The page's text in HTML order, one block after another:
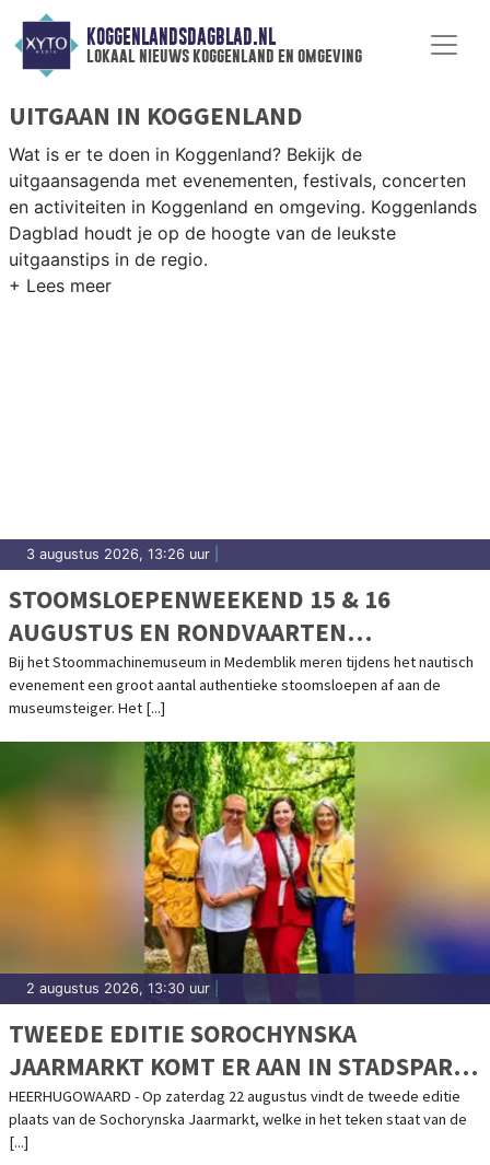
KOGGENLANDSDAGBLAD.NL
lokaal nieuws koggenland en omgeving
UITGAAN IN KOGGENLAND
Wat is er te doen in Koggenland? Bekijk de
uitgaansagenda met evenementen, festivals, concerten
en activiteiten in Koggenland en omgeving. Koggenlands
Dagblad houdt je op de hoogte van de leukste
uitgaanstips in de regio.
3 augustus 2026, 13:26 uur
STOOMSLOEPENWEEKEND 15 & 16
AUGUSTUS EN RONDVAARTEN
IJSSELMEER
Bij het Stoommachinemuseum in Medemblik meren tijdens het nautisch
evenement een groot aantal authentieke stoomsloepen af aan de
museumsteiger. Het [...]
2 augustus 2026, 13:30 uur
TWEEDE EDITIE SOROCHYNSKA
JAARMARKT KOMT ER AAN IN STADSPARK
DE PAREL
HEERHUGOWAARD - Op zaterdag 22 augustus vindt de tweede editie
plaats van de Sochorynska Jaarmarkt, welke in het teken staat van de
[...]